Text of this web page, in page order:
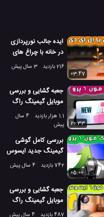
ایده جالب نورپردازی
در خانه با چراغ های
ال ای دی
216 بازدید
3 سال پیش
03:47
جعبه گشایی و بررسی
موبایل گیمینگ راگ
فون 6 پرو ایسوس
1.1 هزار بازدید
4 سال
پیش
20:33
بررسی کامل گوشی
گیمینگ جدید ایسوس
راگ فون 6 پرو
742 بازدید
4 سال پیش
05:00
جعبه گشایی و بررسی
موبایل گیمینگ راگ
فون 6 ایسوس
487 بازدید
4 سال پیش